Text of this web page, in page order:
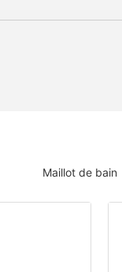
Maillot de bain